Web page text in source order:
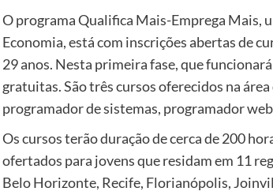
O programa Qualifica Mais-Emprega Mais,
Economia, está com inscrições abertas de
29 anos. Nesta primeira fase, que
gratuitas. São três cursos oferecidos na
programador de sistemas, programador
Os cursos terão duração de cerca de 200
ofertados para jovens que residam em 11
Belo Horizonte, Recife, Florianópolis,